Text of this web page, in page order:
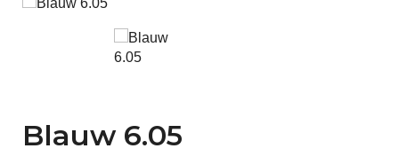
Blauw 6.05